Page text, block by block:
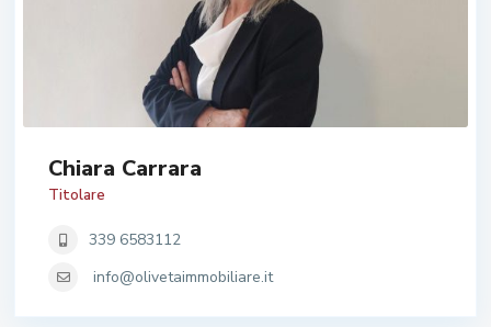
Chiara Carrara
Titolare
339 6583112
info@olivetaimmobiliare.it